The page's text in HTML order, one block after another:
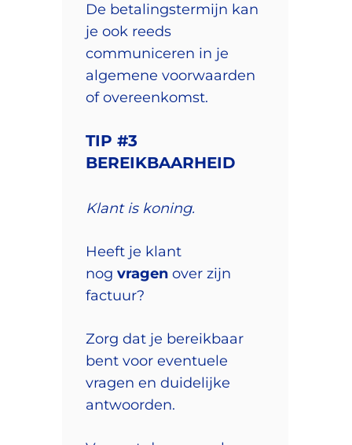
De betalingstermijn kan
je ook reeds
communiceren in je
algemene voorwaarden
of overeenkomst.
TIP #3
BEREIKBAARHEID
Klant is koning.
Heeft je klant
nog vragen over zijn
factuur?
Zorg dat je bereikbaar
bent voor eventuele
vragen en duidelijke
antwoorden.